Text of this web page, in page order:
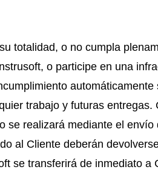
totalidad, o no cumpla
o participe en una
automáticamente
trabajo y futuras entregas.
se realizará mediante el envío
al Cliente deberán
se transferirá de inmediato a